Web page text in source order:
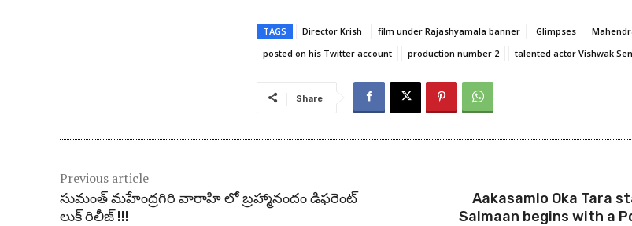
TAGS Director Krish film under Rajashyamala banner Glimpses
posted on his Twitter account
production number 2 talented actor Vishwak Sen
Share
Previous article
సుమంత్ మహేంద్రగిరి వారాహి లో బ్రహ్మానందం డిఫరెంట్
లుక్ రిలీజ్ !!!
Aakasamlo Oka Tara
Salmaan begins with a